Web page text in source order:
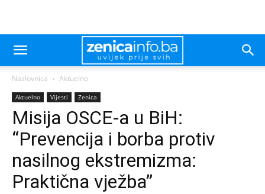
Naslovnica Aktuelno
Aktuelno Vijesti Zenica
Misija OSCE-a u BiH:
“Prevencija i borba protiv
nasilnog ekstremizma:
Praktična vježba”